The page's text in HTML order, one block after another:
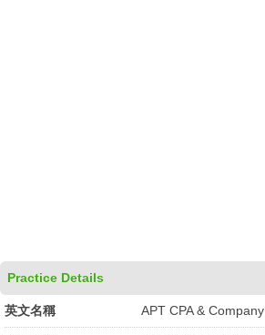
Practice Details
英文名稱 APT CPA & Company